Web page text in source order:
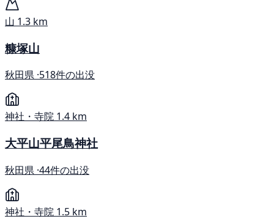
山 1.3 km
糠塚山
秋田県 ·518件の出没
神社・寺院 1.4 km
大平山平尾鳥神社
秋田県 ·44件の出没
神社・寺院 1.5 km